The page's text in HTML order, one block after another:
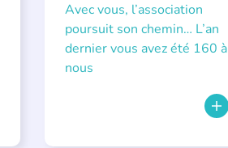
Avec vous, l’association
poursuit son chemin… L’an
dernier vous avez été 160 à
nous